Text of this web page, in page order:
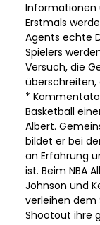
Informationen
Erstmals
Agents echte
Spielers
Versuch, die
*
Basketball
Albert.
bildet er bei
an Erfahrung
ist. Beim NBA
Johnson und
verleihen dem
Shootout ihre